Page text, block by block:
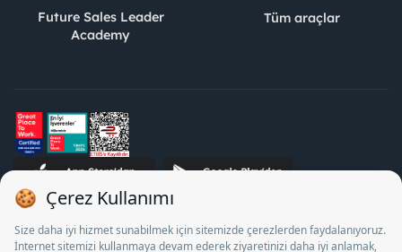
Future Sales Leader
Academy
Tüm araçlar
STJ İnsan Kaynakları Bilişim ve Danışmanlık A.Ş. Özel İstihdam